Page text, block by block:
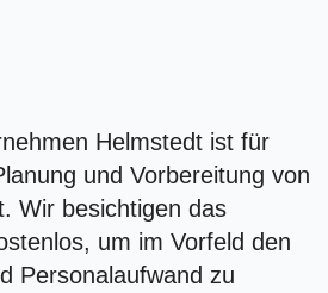
Helmstedt ist für
und Vorbereitung von
Wir besichtigen das
um im Vorfeld den
Personalaufwand zu